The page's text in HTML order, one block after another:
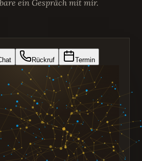
ein Gespräch mit mir.
Rückruf Termin